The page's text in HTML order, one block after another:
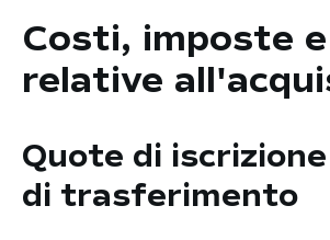
Costi, imposte
relative
Quote di
di trasferimento